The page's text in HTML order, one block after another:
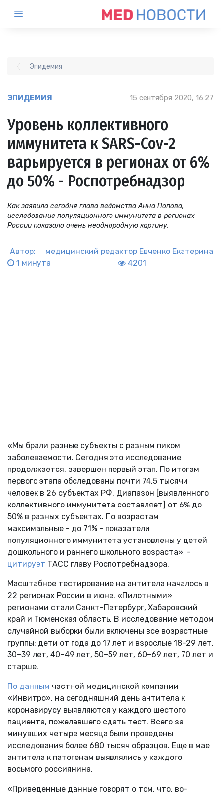
Эпидемия
ЭПИДЕМИЯ 15 сентября 2020, 16:27
Уровень коллективного
иммунитета к SARS-Cov-2
варьируется в регионах от 6%
до 50% - Роспотребнадзор
Как заявила сегодня глава ведомства Анна Попова,
исследование популяционного иммунитета в регионах
России показало очень неоднородную картину.
Автор: медицинский редактор Евченко Екатерина
1 минута
4201
«Мы брали разные субъекты с разным пиком
заболеваемости. Сегодня это исследование
продолжается, завершен первый этап. По итогам
первого этапа обследованы почти 74,5 тысячи
человек в 26 субъектах РФ. Диапазон [выявленного
коллективного иммунитета составляет] от 6% до
50% в разных субъектах. По возрастам
максимальные - до 71% - показатели
популяционного иммунитета установлены у детей
дошкольного и раннего школьного возраста», -
цитирует ТАСС главу Роспотребнадзора.
Масштабное тестирование на антитела началось в
22 регионах России в июне. «Пилотными»
регионами стали Санкт-Петербург, Хабаровский
край и Тюменская область. В исследование методом
случайной выборки были включены все возрастные
группы: дети от года до 17 лет и взрослые 18–29 лет,
30–39 лет, 40–49 лет, 50–59 лет, 60–69 лет, 70 лет и
старше.
По данным частной медицинской компании
«Инвитро», на сегодняшний день антитела к
коронавирусу выявляются у каждого шестого
пациента, пожелавшего сдать тест. Всего за
минувших четыре месяца были проведены
исследования более 680 тысяч образцов. Еще в мае
антитела к патогенам выявлялись у каждого
восьмого россиянина.
«Приведенные данные говорят о том, что, во-